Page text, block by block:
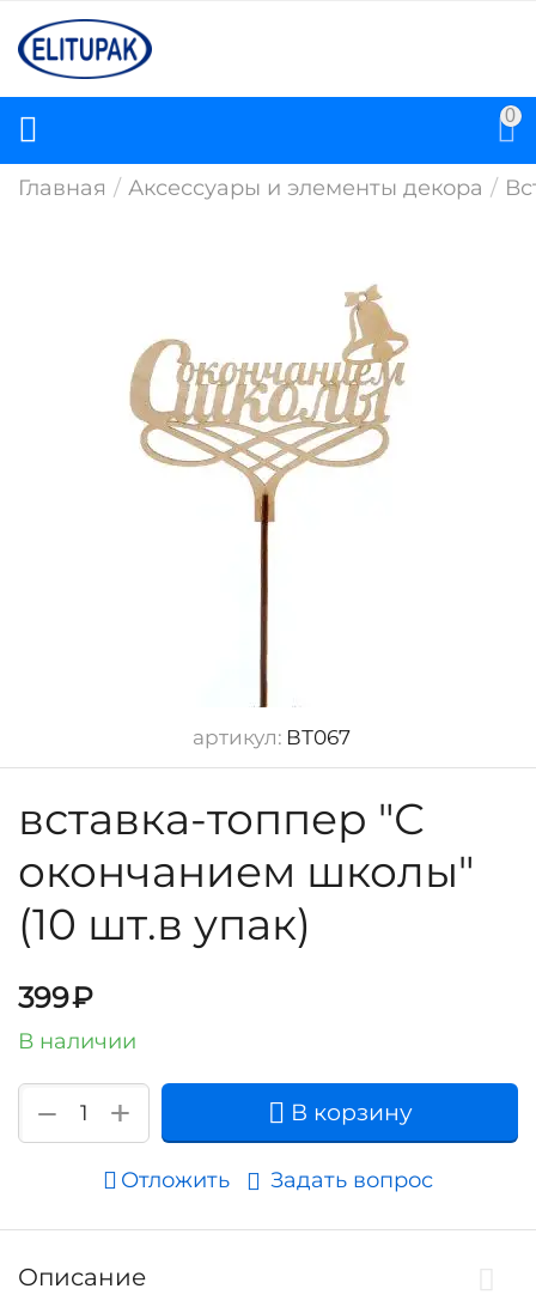
0
Главная / Аксессуары и элементы декора /
артикул: ВТ067
вставка-топпер "С
окончанием школы"
(10 шт.в упак)
399₽
В наличии
+
− В корзину
Отложить Задать вопрос
Описание